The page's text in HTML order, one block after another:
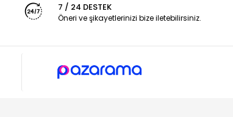
7 / 24 DESTEK
Öneri ve şikayetlerinizi bize iletebilirsiniz.